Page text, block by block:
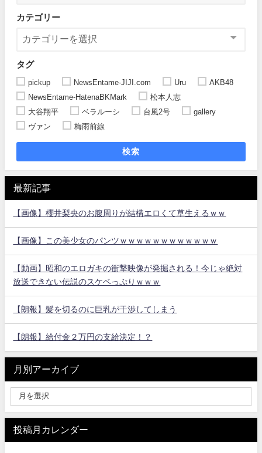
カテゴリー
タグ
pickup NewsEntame-JIJI.com Uru
AKB48
NewsEntame-HatenaBKMark
松本人志
大谷翔平
ベラルーシ 台風2号
gallery
ヴァン
梅雨前線
検索
最新記事
【画像】櫻井梨央のお腹周りが結構エロくて草生えるｗｗ
【画像】この美少女のパンツｗｗｗｗｗｗｗｗｗｗｗｗ
【動画】昭和のエロガキの衝撃映像が発掘される！今じゃ絶対
放送できない伝説のスケベっぷりｗｗｗ
【朗報】髪を切るのに巨乳が干渉してしまう
【朗報】給付金２万円の支給決定！？
月別アーカイブ
投稿月カレンダー